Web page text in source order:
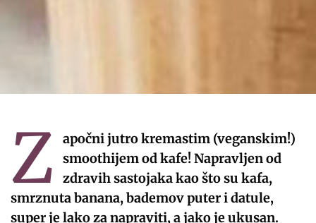
Z
apočni jutro kremastim (veganskim!)
smoothijem od kafe! Napravljen od
zdravih sastojaka kao što su kafa,
smrznuta banana, bademov puter i datule,
super je lako za napraviti, a jako je ukusan.